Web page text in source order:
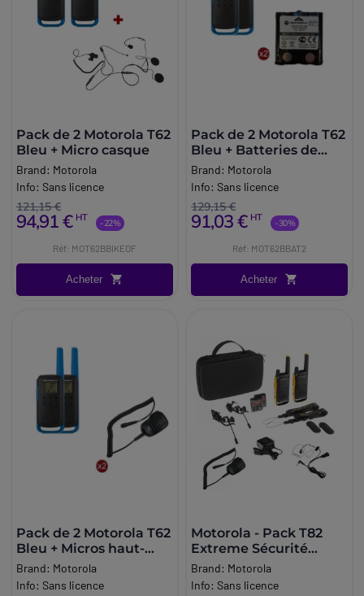
Pack de 2 Motorola T62
Bleu + Micro casque
Brand: Motorola
Info: Sans licence
121,15 €
94,91 € HT -22%
Réf: MOT62BBIKEOF
Acheter
Pack de 2 Motorola T62
Bleu + Batteries de
rechange
Brand: Motorola
Info:Sans licence
129,15 €
91,03 € HT -30%
Réf: MOT62BBAT2
Acheter
Pack de 2 Motorola T62
Bleu + Micros haut-
parleurs déportés
Brand: Motorola
Info: Sans licence
Motorola - Pack T82
Extreme Sécurité
PLUS
Brand: Motorola
Info:Sans licence